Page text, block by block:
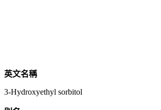
英文名稱
3-Hydroxyethyl sorbitol